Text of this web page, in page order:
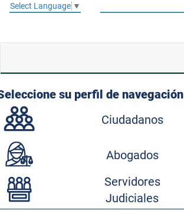
Select Language ▼
su perfil de navegación
Ciudadanos
Abogados
Servidores
Judiciales